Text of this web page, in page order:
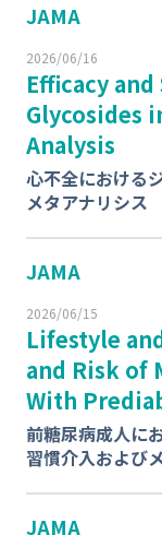
JAMA
2026/06/16
Efficacy
Glycosides
Analysis
心不全における
メタアナリシス
JAMA
2026/06/15
Lifestyle
and Risk
With
前糖尿病成人に
習慣介入および
JAMA